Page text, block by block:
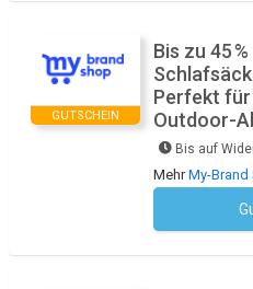
GUTSCHEIN
Bis zu 45
Perfekt
Outdoor-
Bis auf
MehrMy-Brand